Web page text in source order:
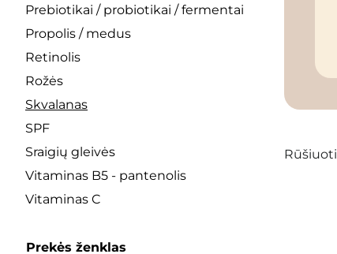
Prebiotikai / probiotikai / fermentai
Propolis / medus
Retinolis
Rožės
Skvalanas
SPF
Sraigių gleivės
Vitaminas B5 - pantenolis
Vitaminas C
Prekės ženklas
Rūšiuoti